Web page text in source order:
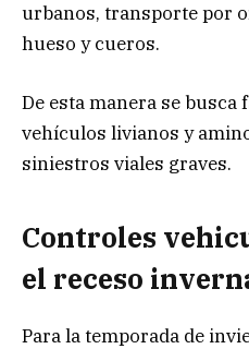
urbanos, transporte por
hueso y cueros.
De esta manera se
vehículos livianos y
siniestros viales graves.
Controles
el receso
Para la temporada de